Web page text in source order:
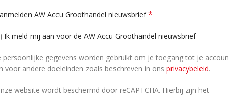
AW Accu Groothandel nieuwsbrief*
Ik meld mij aan voor de AW Accu Groothandel nieuwsbrief
persoonlijke gegevens worden gebruikt om je toegang tot je
voor andere doeleinden zoals beschreven in ons privacybeleid.
website wordt beschermd door reCAPTCHA. Hierbij zijn het